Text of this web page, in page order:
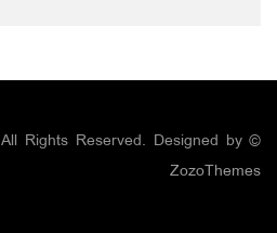
© Copyrights 2019. All Rights Reserved. Designed by
ZozoThemes